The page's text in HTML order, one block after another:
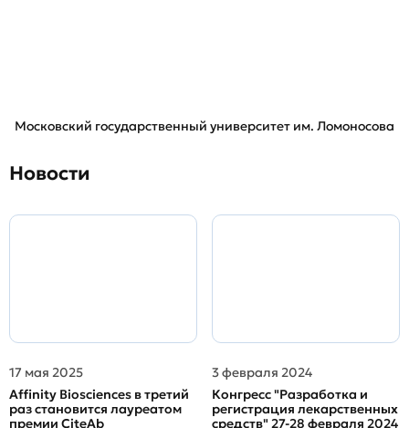
Московский государственный университет им. Ломоносова
Новости
17 мая 2025
Affinity Biosciences в третий
раз становится лауреатом
премии CiteAb
3 февраля 2024
Конгресс "Разработка и
регистрация лекарственных
средств" 27-28 февраля 2024